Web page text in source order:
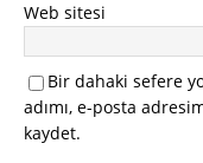
Web sitesi
Bir dahaki sefere
adımı, e-posta
kaydet.